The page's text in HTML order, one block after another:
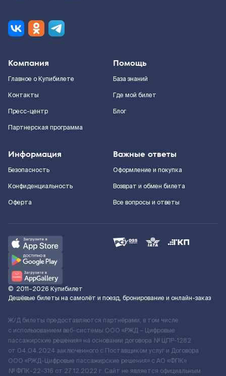
Компания
Главное о Купибилете
Контакты
Пресс-центр
Партнерская программа
Помощь
База знаний
Где мой билет
Блог
Информация
Безопасность
Конфиденциальность
Оферта
Важные ответы
Оформление и покупка
Возврат и обмен билета
Все вопросы и ответы
© 2011–2026 Купибилет
Дешёвые билеты на самолёт и поезд, бронирование и онлайн-заказ
Ж/Д билеты предоставляются партнёрами, в том числе
с использованием веб-системы ООО «РЖД – Цифровые
пассажирские решения» на основании договора № ЦПР-1282
от 04.04.2024 заключенного с Поставщиком услуг и Договора
ООО «РЖД-Цифровые пассажирские решения» c АО «ФПК»
№ ФПК-22-316 от 27.12.2022 г. Сайт не является официальным